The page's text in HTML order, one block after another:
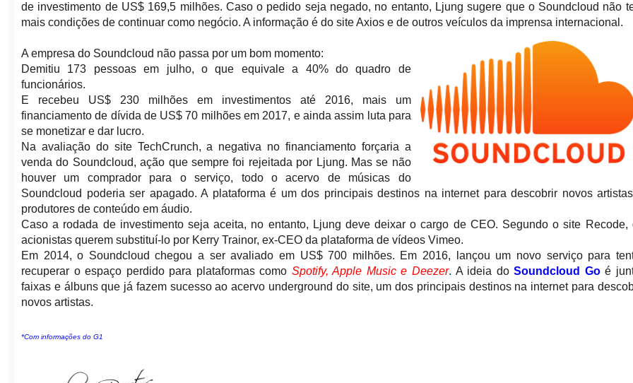
de investimento de US$ 169,5 milhões. Caso o pedido seja negado, no entanto, Ljung sugere que o Soundcloud não
mais condições de continuar como negócio. A informação é do site Axios e de outros veículos da imprensa internacional.
A empresa do Soundcloud não passa por um bom momento:
Demitiu 173 pessoas em julho, o que equivale a 40% do quadro de
funcionários.
E recebeu US$ 230 milhões em investimentos até 2016, mais um
financiamento de dívida de US$ 70 milhões em 2017, e ainda assim luta para
se monetizar e dar lucro.
Na avaliação do site TechCrunch, a negativa no financiamento forçaria a
venda do Soundcloud, ação que sempre foi rejeitada por Ljung. Mas se não
houver um comprador para o serviço, todo o acervo de músicas do
Soundcloud poderia ser apagado. A plataforma é um dos principais destinos na internet para descobrir novos
produtores de conteúdo em áudio.
Caso a rodada de investimento seja aceita, no entanto, Ljung deve deixar o cargo de CEO. Segundo o site Recode,
acionistas querem substituí-lo por Kerry Trainor, ex-CEO da plataforma de vídeos Vimeo.
Em 2014, o Soundcloud chegou a ser avaliado em US$ 700 milhões. Em 2016, lançou um novo serviço para
recuperar o espaço perdido para plataformas como Spotify, Apple Music e Deezer. A ideia doSoundcloud Goé
faixas e álbuns que já fazem sucesso ao acervo underground do site, um dos principais destinos na internet para
novos artistas.
*Com informações do G1